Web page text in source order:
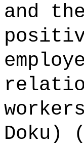
and
Doku)